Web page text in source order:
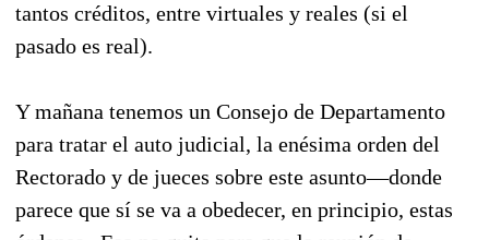
tantos créditos, entre virtuales y reales (si el
pasado es real).
Y mañana tenemos un Consejo de Departamento
para tratar el auto judicial, la enésima orden del
Rectorado y de jueces sobre este asunto—donde
parece que sí se va a obedecer, en principio, estas